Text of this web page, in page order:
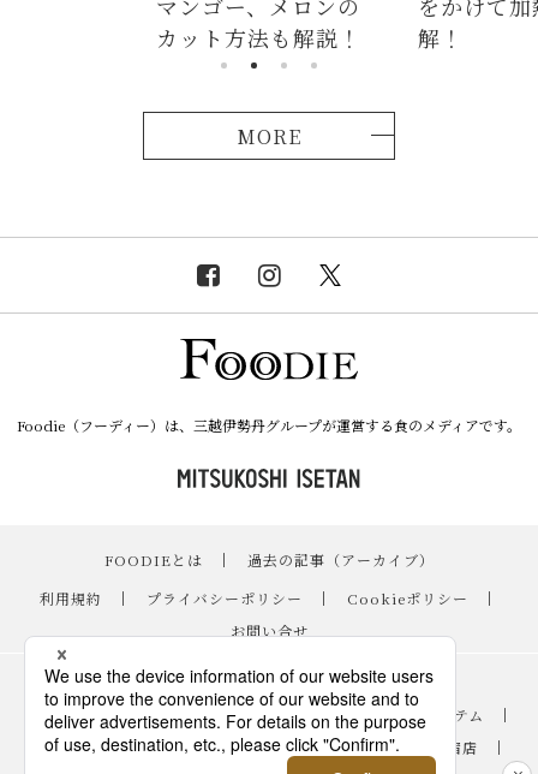
解！
説！
MORE
Foodie（フーディー）は、三越伊勢丹グループが運営する食のメディアです。
FOODIEとは ｜
過去の記事（アーカイブ）
｜
利用規約 ｜ プライバシーポリシー ｜ Cookieポリシー
｜
お問い合せ
レシピ ｜
スイーツ
｜
手土産・ギフト ｜ ニュース・イベント ｜ おすすめアイテム
｜
読み物・コラム
｜ バイヤーのイチオシ！ ｜ 伊勢丹新宿店
｜